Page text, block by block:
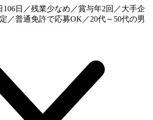
106日／残業少なめ／賞与年2回／大手企
／普通免許で応募OK／20代～50代の男